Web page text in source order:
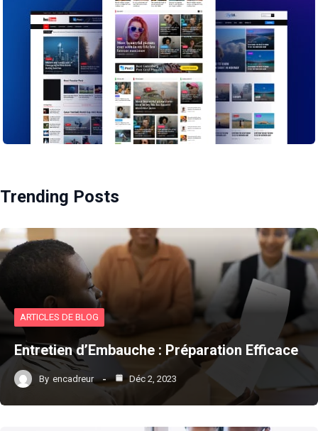
Trending Posts
ARTICLES DE BLOG
Entretien d’Embauche : Préparation Efficace
By encadreur Déc 2, 2023